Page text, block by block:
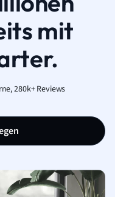
mit
280k+ Reviews